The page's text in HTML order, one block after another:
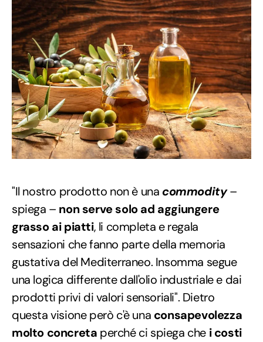
"Il nostro prodotto non è una commodity–
spiega – non serve solo ad aggiungere
grasso ai piatti, li completa e regala
sensazioni che fanno parte della memoria
gustativa del Mediterraneo. Insomma segue
una logica differente dall'olio industriale e dai
prodotti privi di valori sensoriali". Dietro
questa visione però c'è una consapevolezza
molto concreta perché ci spiega che i costi